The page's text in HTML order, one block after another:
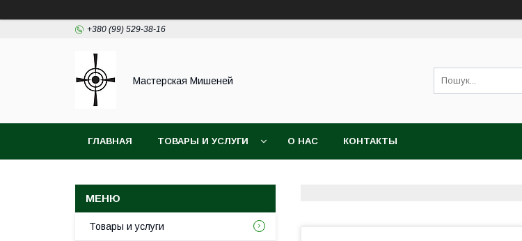
+380 (99) 529-38-16
Мастерская Мишеней
ГЛАВНАЯ ТОВАРЫ И УСЛУГИ О НАС КОНТАКТЫ
Товары и услуги